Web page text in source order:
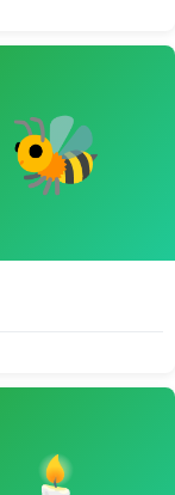
🐝